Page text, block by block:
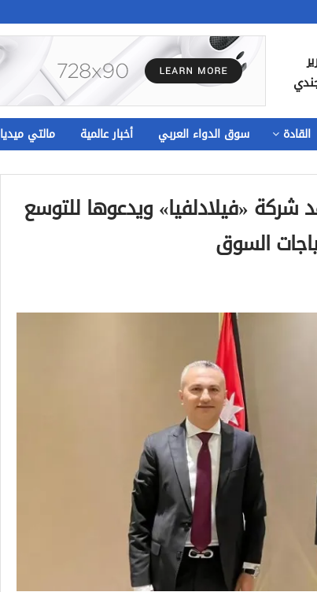
القادة سوق الدواء العربي أخبار عالمية مالتي ميديا
شركة «فيلادلفيا» ويدعوها للتوسع
السوق